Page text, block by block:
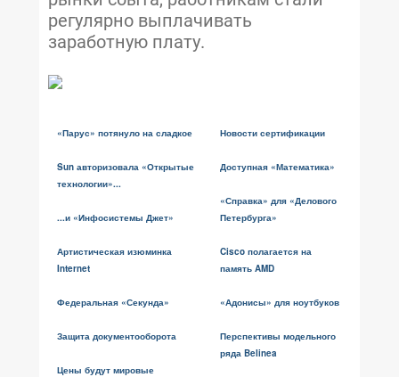
регулярно выплачивать
заработную плату.
«Парус» потянуло на сладкое
Sun авторизовала «Открытые
технологии»...
...и «Инфосистемы Джет»
Артистическая изюминка
Internet
Федеральная «Секунда»
Защита документооборота
Цены будут мировые
Новости сертификации
Доступная «Математика»
«Справка» для «Делового
Петербурга»
Cisco полагается на
память AMD
«Адонисы» для ноутбуков
Перспективы модельного
ряда Belinea